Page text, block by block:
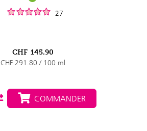
27
CHF 145.90
CHF 291.80 / 100 ml
COMMANDER